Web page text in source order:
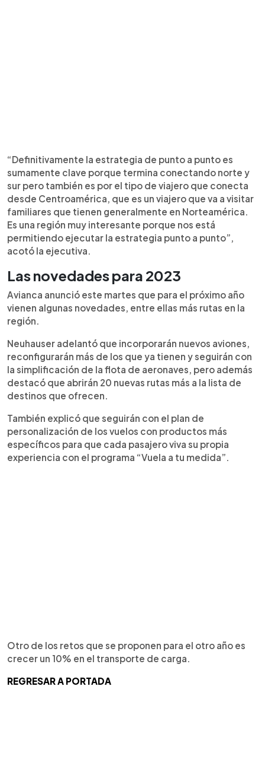
“Definitivamente la estrategia de punto a punto es
sumamente clave porque termina conectando norte y
sur pero también es por el tipo de viajero que conecta
desde Centroamérica, que es un viajero que va a visitar
familiares que tienen generalmente en Norteamérica.
Es una región muy interesante porque nos está
permitiendo ejecutar la estrategia punto a punto”,
acotó la ejecutiva.
Las novedades para 2023
Avianca anunció este martes que para el próximo año
vienen algunas novedades, entre ellas más rutas en la
región.
Neuhauser adelantó que incorporarán nuevos aviones,
reconfigurarán más de los que ya tienen y seguirán con
la simplificación de la flota de aeronaves, pero además
destacó que abrirán 20 nuevas rutas más a la lista de
destinos que ofrecen.
También explicó que seguirán con el plan de
personalización de los vuelos con productos más
específicos para que cada pasajero viva su propia
experiencia con el programa “Vuela a tu medida”.
Otro de los retos que se proponen para el otro año es
crecer un 10% en el transporte de carga.
REGRESAR A PORTADA